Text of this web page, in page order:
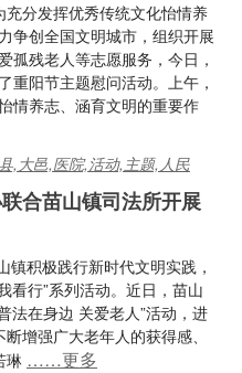
分发挥优秀传统文化怡情养
争创全国文明城市，组织开展
孤残老人等志愿服务，今日，
重阳节主题慰问活动。上午，
情养志、涵育文明的重要作
,大邑,医院,活动,主题,人民
合苗山镇司法所开展
积极践行新时代文明实践，
看行”系列活动。近日，苗山
法在身边 关爱老人”活动，进
增强广大老年人的获得感、
琳 ……更多